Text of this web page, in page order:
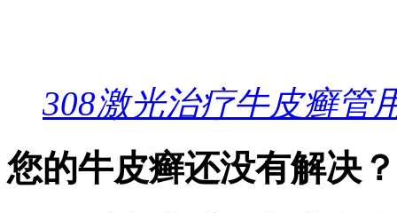
308激光治疗牛皮癣管
您的牛皮癣还没有解决？